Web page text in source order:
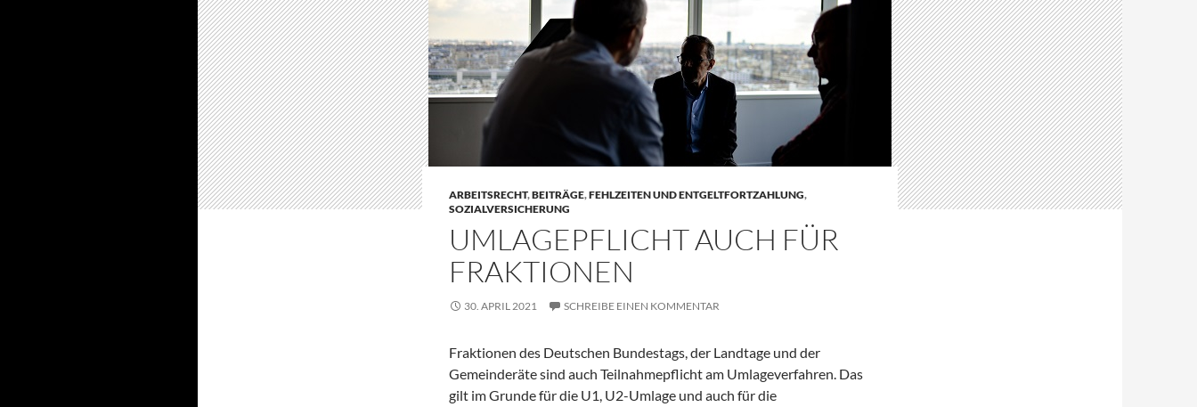
ARBEITSRECHT,BEITRÄGE,FEHLZEITEN UND ENTGELTFORTZAHLUNG,
SOZIALVERSICHERUNG
UMLAGEPFLICHT AUCH FÜR
FRAKTIONEN
30. APRIL 2021 SCHREIBE EINEN KOMMENTAR
Fraktionen des Deutschen Bundestags, der Landtage und der
Gemeinderäte sind auch Teilnahmepflicht am Umlageverfahren. Das
gilt im Grunde für die U1, U2-Umlage und auch für die